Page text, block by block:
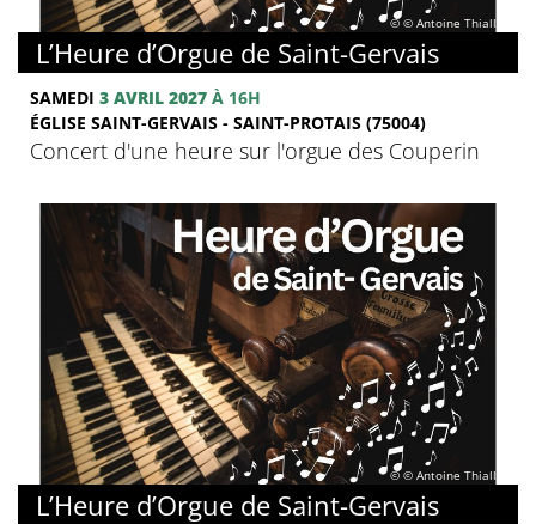
© © Antoine Thiallier
L’Heure d’Orgue de Saint-Gervais
SAMEDI 3 AVRIL 2027 À 16H
ÉGLISE SAINT-GERVAIS - SAINT-PROTAIS (75004)
Concert d'une heure sur l'orgue des Couperin
© © Antoine Thiallier
L’Heure d’Orgue de Saint-Gervais